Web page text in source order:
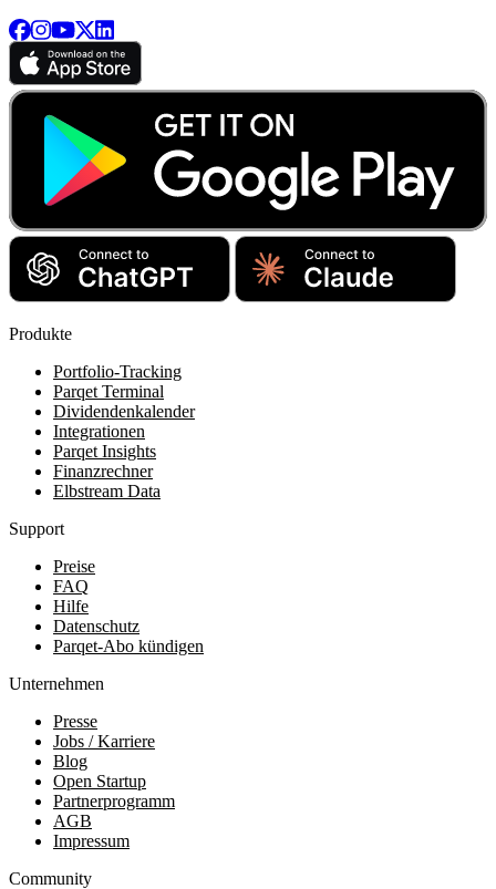
Produkte
Portfolio-Tracking
Parqet Terminal
Dividendenkalender
Integrationen
Parqet Insights
Finanzrechner
Elbstream Data
Support
Preise
FAQ
Hilfe
Datenschutz
Parqet-Abo kündigen
Unternehmen
Presse
Jobs / Karriere
Blog
Open Startup
Partnerprogramm
AGB
Impressum
Community